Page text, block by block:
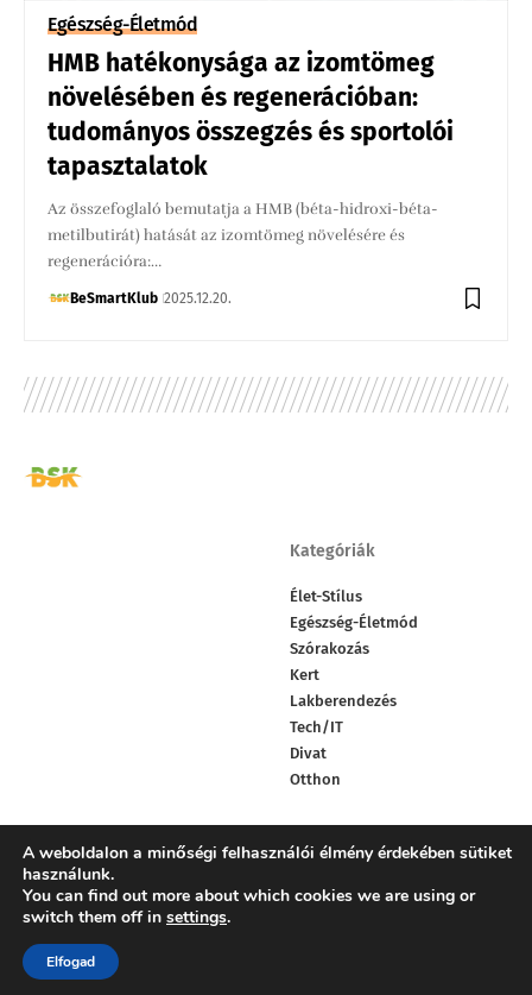
Egészség-Életmód
HMB hatékonysága az izomtömeg
növelésében és regenerációban:
tudományos összegzés és sportolói
tapasztalatok
Az összefoglaló bemutatja a HMB (béta-hidroxi-béta-
metilbutirát) hatását az izomtömeg növelésére és
regenerációra:…
BeSmartKlub 2025.12.20.
Kategóriák
Élet-Stílus
Egészség-Életmód
Szórakozás
Kert
Lakberendezés
Tech/IT
Divat
Otthon
FacebookLike XFollow YoutubeSubscribe
A weboldalon a minőségi felhasználói élmény érdekében sütiket
használunk.
You can find out more about which cookies we are using or
switch them off in settings.
Elfogad